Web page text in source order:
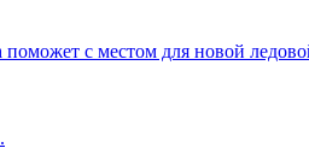
с местом для новой